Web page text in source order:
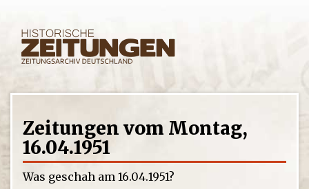
Zeitungen vom Montag,
16.04.1951
Was geschah am 16.04.1951?